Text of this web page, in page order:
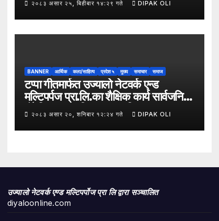
समावेशी रूपान्तरणका लागि मूल्य शृङ्खला
(VITA) कार्यक्रम अन्तर्गत तरकारी उत्पादक
किसान र व्यापारीबीच व्यवसाय विस्तार सम्बन्धी
२०८३ असार २५, बिहीबार १४:२९ गते DIPAK OLI
BANNER आर्थिक कला/साहित्य प्रदेश ५ मुख्य समाचार समाज
टप्पा गीतमार्फत उज्यालो नेटवर्क एन्ड
मल्टिपर्पज प्रा.लि.का शैक्षिक कार्य सार्वजनिक
हुँदै शिक्षा, सामाजिक उत्तरदायित्व र
सकारात्मक सन्देशलाई
२०८३ असार २०, शनिबार १२:२४ गते DIPAK OLI
उज्यालो नेटवर्क एण्ड मल्टिपर्पोज प्रा लि द्वारा सञ्चालित
diyaloonline.com